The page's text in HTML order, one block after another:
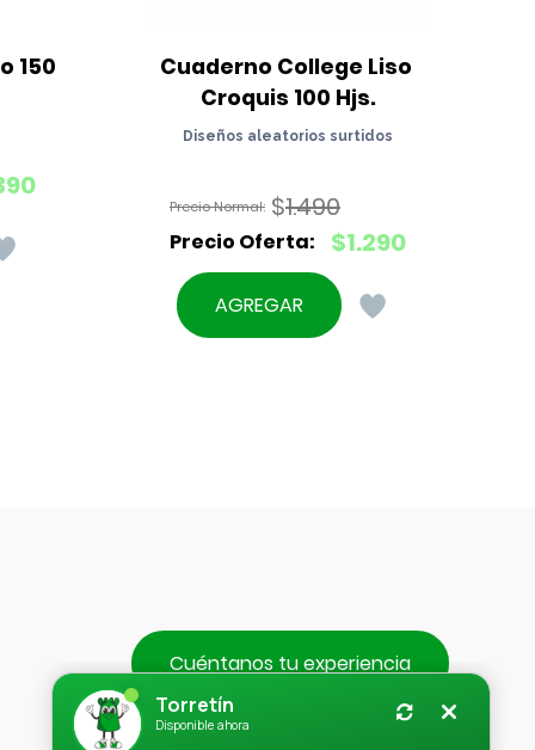
150
Cuaderno College Liso
Croquis 100 Hjs.
Diseños aleatorios surtidos
$1.490
El
precio
original
$1.290
El
precio
actual
AGREGAR
Cuéntanos tu experiencia